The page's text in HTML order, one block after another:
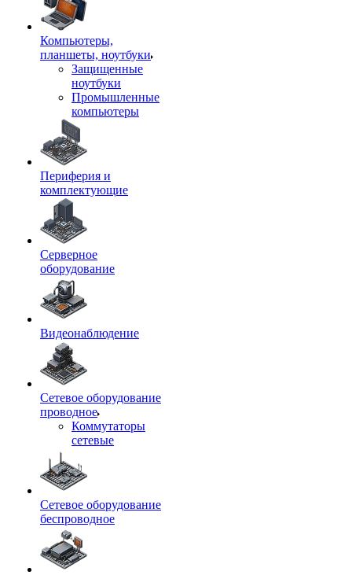
Компьютеры,
планшеты, ноутбуки
Защищенные
ноутбуки
Промышленные
компьютеры
Периферия и
комплектующие
Серверное
оборудование
Видеонаблюдение
Сетевое оборудование
проводное
Коммутаторы
сетевые
Сетевое оборудование
беспроводное